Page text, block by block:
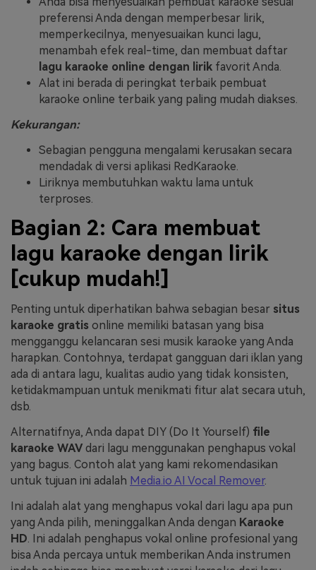
preferensi Anda dengan memperbesar lirik,
memperkecilnya, menyesuaikan kunci lagu,
menambah efek real-time, dan membuat daftar
lagu karaoke online dengan lirik favorit Anda.
Alat ini berada di peringkat terbaik pembuat
karaoke online terbaik yang paling mudah diakses.
Kekurangan:
Sebagian pengguna mengalami kerusakan secara
mendadak di versi aplikasi RedKaraoke.
Liriknya membutuhkan waktu lama untuk
terproses.
Bagian 2: Cara membuat
lagu karaoke dengan lirik
[cukup mudah!]
Penting untuk diperhatikan bahwa sebagian besar situs
karaoke gratis online memiliki batasan yang bisa
mengganggu kelancaran sesi musik karaoke yang Anda
harapkan. Contohnya, terdapat gangguan dari iklan yang
ada di antara lagu, kualitas audio yang tidak konsisten,
ketidakmampuan untuk menikmati fitur alat secara utuh,
dsb.
Alternatifnya, Anda dapat DIY (Do It Yourself) file
karaoke WAV dari lagu menggunakan penghapus vokal
yang bagus. Contoh alat yang kami rekomendasikan
untuk tujuan ini adalah Media.io AI Vocal Remover.
Ini adalah alat yang menghapus vokal dari lagu apa pun
yang Anda pilih, meninggalkan Anda dengan Karaoke
HD . Ini adalah penghapus vokal online profesional yang
bisa Anda percaya untuk memberikan Anda instrumen